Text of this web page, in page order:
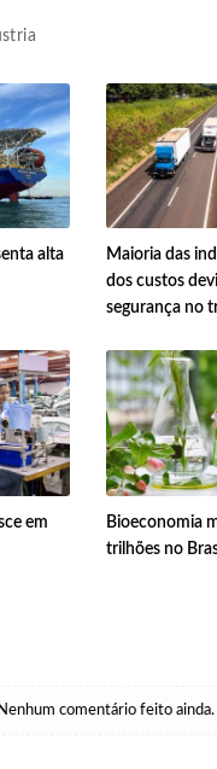
alta
Maioria das
dos custos
segurança no
em
Bioeconomia
trilhões no
Nenhum comentário feito